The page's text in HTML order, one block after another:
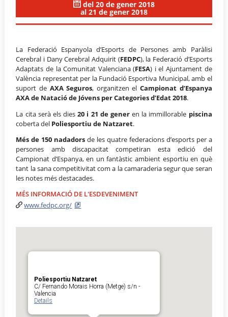
del 20 de gener 2018
al 21 de gener 2018
La Federació Espanyola d’Esports de Persones amb Paràlisi
Cerebral i Dany Cerebral Adquirit (FEDPC), la Federació d’Esports
Adaptats de la Comunitat Valenciana (FESA) i el Ajuntament de
València representat per la Fundació Esportiva Municipal, amb el
suport de AXA Seguros, organitzen elCampionat d’Espanya
AXA de Natació de Jóvens per Categories d’Edat 2018.
La cita serà els dies20 i 21 de generen la immillorable piscina
coberta del Poliesportiu de Natzaret.
Més de 150 nadadors de les quatre federacions d’esports per a
persones amb discapacitat competiran esta edició del
Campionat d’Espanya, en un fantàstic ambient esportiu en què
tant la sana competitivitat com a la camaraderia segur que seran
les notes més destacades.
MÉS INFORMACIÓ DE L'ESDEVENIMENT
www.fedpc.org/
Poliesportiu Natzaret
C/ Fernando Morais Horra (Metge) s/n -
Valencia
Details